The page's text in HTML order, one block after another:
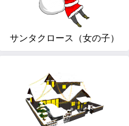
サンタクロース（女の子）